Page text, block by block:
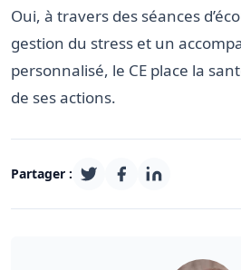
Oui, à travers des séances
gestion du stress et un
personnalisé, le CE place la
de ses actions.
Partager :